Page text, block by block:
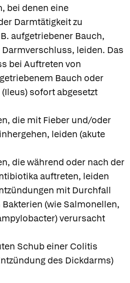
bei denen eine
Darmtätigkeit zu
aufgetriebener Bauch,
leiden. Das
bei Auftreten von
Bauch oder
sofort abgesetzt
die mit Fieber und/oder
leiden (akute
die während oder nach der
auftreten, leiden
mit Durchfall
(wie Salmonellen,
verursacht
Schub einer Colitis
des Dickdarms)